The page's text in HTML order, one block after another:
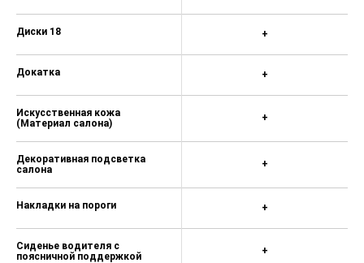
Диски 18
Докатка
Искусственная кожа
(Материал салона)
Декоративная подсветка
салона
Накладки на пороги
Сиденье водителя с
поясничной поддержкой
+
+
+
+
+
+